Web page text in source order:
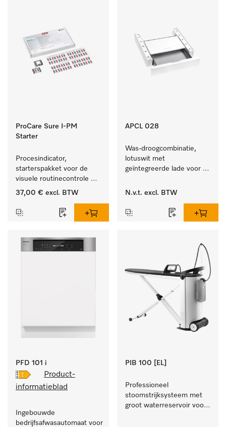
ProCare Sure I-PM
Starter
Procesindicator,
starterspakket voor de
visuele routinecontrole
tijdens het reinigings- en
37,00 € excl. BTW
APCL 028
Was-droogcombinatie,
lotuswit met
geïntegreerde lade voor
comfortabele was-
N.v.t. excl. BTW
PFD 101 i
Product-
informatieblad
Ingebouwde
bedrijfsafwasautomaat voor
PIB 100 [EL]
Professioneel
stoomstrijksysteem met
groot waterreservoir voor